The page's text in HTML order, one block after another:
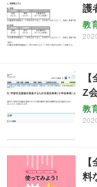
護
教
Z
教
料